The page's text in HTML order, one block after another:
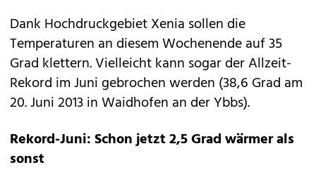
Dank Hochdruckgebiet Xenia sollen die
Temperaturen an diesem Wochenende auf 35
Grad klettern. Vielleicht kann sogar der Allzeit-
Rekord im Juni gebrochen werden (38,6 Grad am
20. Juni 2013 in Waidhofen an der Ybbs).
Rekord-Juni: Schon jetzt 2,5 Grad wärmer als
sonst